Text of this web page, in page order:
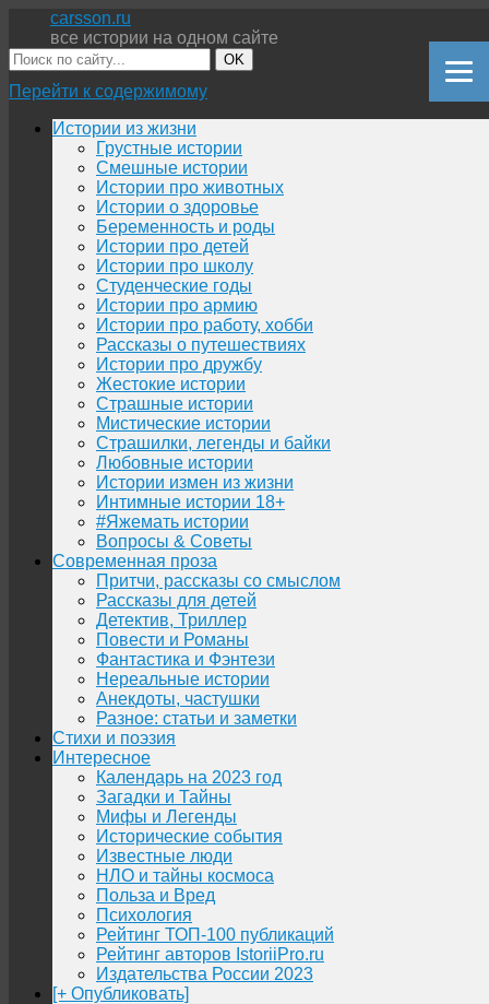
carsson.ru
все истории на одном сайте
OK
Перейти к содержимому
Истории из жизни
Грустные истории
Смешные истории
Истории про животных
Истории о здоровье
Беременность и роды
Истории про детей
Истории про школу
Студенческие годы
Истории про армию
Истории про работу, хобби
Рассказы о путешествиях
Истории про дружбу
Жестокие истории
Страшные истории
Мистические истории
Страшилки, легенды и байки
Любовные истории
Истории измен из жизни
Интимные истории 18+
#Яжемать истории
Вопросы & Советы
Современная проза
Притчи, рассказы со смыслом
Рассказы для детей
Детектив, Триллер
Повести и Романы
Фантастика и Фэнтези
Нереальные истории
Анекдоты, частушки
Разное: статьи и заметки
Стихи и поэзия
Интересное
Календарь на 2023 год
Загадки и Тайны
Мифы и Легенды
Исторические события
Известные люди
НЛО и тайны космоса
Польза и Вред
Психология
Рейтинг ТОП-100 публикаций
Рейтинг авторов IstoriiPro.ru
Издательства России 2023
[+ Опубликовать]